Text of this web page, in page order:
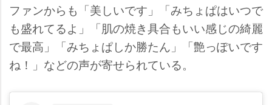
ファンからも「美しいです」「みちょぱはいつで
も盛れてるよ」「肌の焼き具合もいい感じの綺麗
で最高」「みちょぱしか勝たん」「艶っぽいです
ね！」などの声が寄せられている。